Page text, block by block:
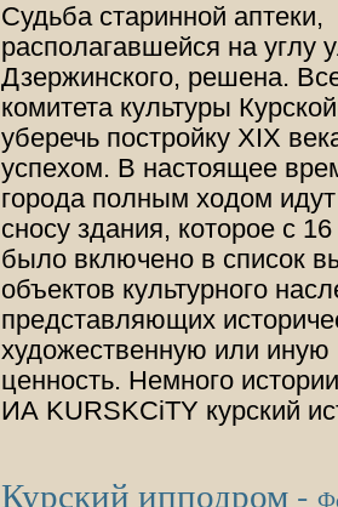
Судьба старинной аптеки,
располагавшейся на углу
Дзержинского, решена.
комитета культуры
уберечь постройку XIX
успехом. В настоящее
города полным ходом
сносу здания, которое с
было включено в список
объектов культурного
представляющих
художественную или иную
ценность. Немного
ИА KURSKCiTY курский
Курский ипподром -